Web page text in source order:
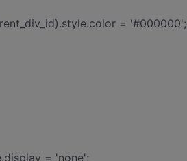
= '#000000';
= 'none';